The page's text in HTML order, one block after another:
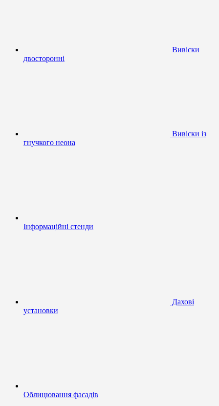
Вивіски
двосторонні
Вивіски із
гнучкого неона
Інформаційні стенди
Дахові
установки
Облицювання фасадів